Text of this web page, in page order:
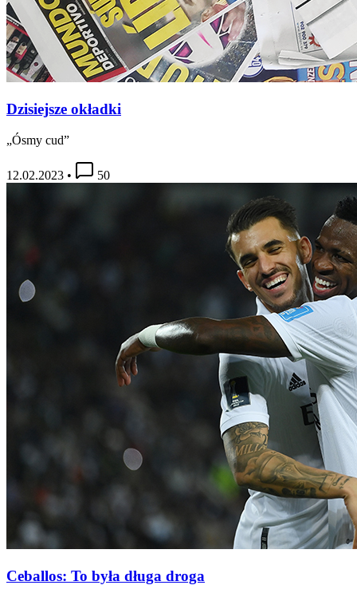
Dzisiejsze okładki
„Ósmy cud”
12.02.2023 • 50
Ceballos: To była długa droga